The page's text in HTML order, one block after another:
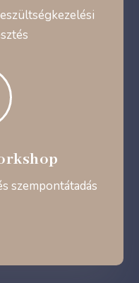
szempontátadás